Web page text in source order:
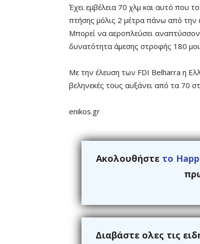
Έχει εμβέλεια 70 χλμ και αυτό που
πτήσης μόλις 2 μέτρα πάνω από την
Μπορεί να αεροπλεύσει
δυνατότητα άμεσης στροφής 180
Με την έλευση των FDI Belharra η
βεληνεκές τους αυξάνει από τα 70
enikos.gr
Ακολουθήστε το
Διαβάστε ολες τις